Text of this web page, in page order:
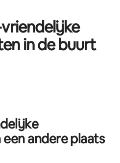
in de buurt
andere plaats